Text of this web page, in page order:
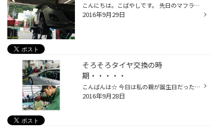
こんにちは。こばやしです。 先日のマフラー交換の写真をアップします♪ 購入頂いたＳ様、ありがとうございます！ センター２本出しが迫力の仕上がりになりましたね！ 次はどこに手を入れましょうか！？ またのご来店お待ちしてます～！ ☆ＨＫＳ クールスタイル ☆車種 デミオ ☆追加 ９月も残すとこ...
2016年9月29日
そろそろタイヤ交換の時
期・・・・・
こんばんは☆ 今日は私の親が誕生日だったので、何か買って帰ろう☆と思っていたら こんな時間････（現在時刻２１：００） ちゃんと謝って明日、改めておめでとうしたいと思います。 まだ９月ではありますが、当店はタイヤ交換を受け付けております。 まだまだあったかーーーーーぃ☆ なーーーーーんて...
2016年9月28日